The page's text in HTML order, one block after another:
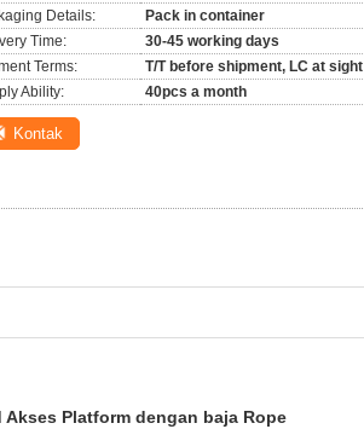
Details:
Pack in container
Time:
30-45 working days
Terms:
T/T before shipment, LC at sight
Ability:
40pcs a month
Kontak
Platform dengan baja Rope